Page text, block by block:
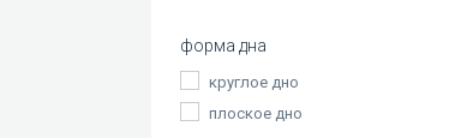
форма дна
круглое дно
плоское дно